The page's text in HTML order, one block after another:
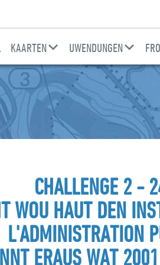
KAARTEN UWENDUNGEN
CHALLENGE 2 -
WOU HAUT DEN
L'ADMINISTRATION
ERAUS WAT